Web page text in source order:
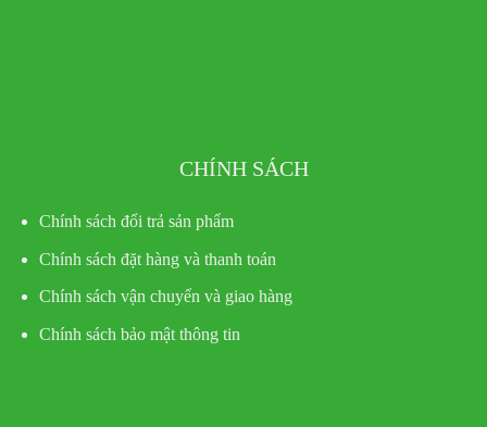
CHÍNH SÁCH
Chính sách đổi trả sản phẩm
Chính sách đặt hàng và thanh toán
Chính sách vận chuyển và giao hàng
Chính sách bảo mật thông tin